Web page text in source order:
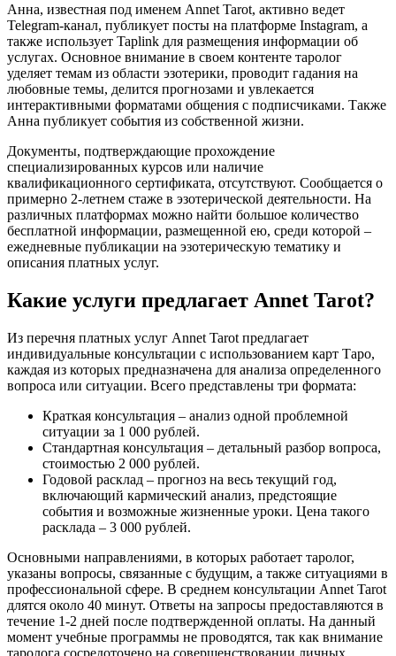
Анна, известная под именем Annet Tarot, активно ведет
Telegram-канал, публикует посты на платформе Instagram, а
также использует Taplink для размещения информации об
услугах. Основное внимание в своем контенте таролог
уделяет темам из области эзотерики, проводит гадания на
любовные темы, делится прогнозами и увлекается
интерактивными форматами общения с подписчиками. Также
Анна публикует события из собственной жизни.
Документы, подтверждающие прохождение
специализированных курсов или наличие
квалификационного сертификата, отсутствуют. Сообщается о
примерно 2-летнем стаже в эзотерической деятельности. На
различных платформах можно найти большое количество
бесплатной информации, размещенной ею, среди которой –
ежедневные публикации на эзотерическую тематику и
описания платных услуг.
Какие услуги предлагает Annet Tarot?
Из перечня платных услуг Annet Tarot предлагает
индивидуальные консультации с использованием карт Таро,
каждая из которых предназначена для анализа определенного
вопроса или ситуации. Всего представлены три формата:
Краткая консультация – анализ одной проблемной
ситуации за 1 000 рублей.
Стандартная консультация – детальный разбор вопроса,
стоимостью 2 000 рублей.
Годовой расклад – прогноз на весь текущий год,
включающий кармический анализ, предстоящие
события и возможные жизненные уроки. Цена такого
расклада – 3 000 рублей.
Основными направлениями, в которых работает таролог,
указаны вопросы, связанные с будущим, а также ситуациями в
профессиональной сфере. В среднем консультации Annet Tarot
длятся около 40 минут. Ответы на запросы предоставляются в
течение 1-2 дней после подтвержденной оплаты. На данный
момент учебные программы не проводятся, так как внимание
таролога сосредоточено на совершенствовании личных